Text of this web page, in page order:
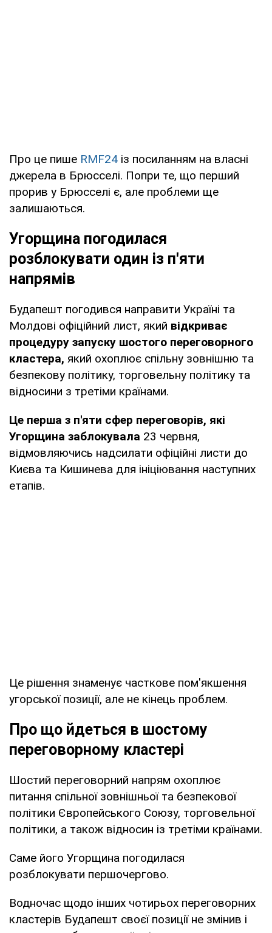
Про це пише RMF24 із посиланням на власні
джерела в Брюсселі. Попри те, що перший
прорив у Брюсселі є, але проблеми ще
залишаються.
Угорщина погодилася
розблокувати один із п'яти
напрямів
Будапешт погодився направити Україні та
Молдові офіційний лист, який відкриває
процедуру запуску шостого переговорного
кластера, який охоплює спільну зовнішню та
безпекову політику, торговельну політику та
відносини з третіми країнами.
Це перша з п'яти сфер переговорів, які
Угорщина заблокувала 23 червня,
відмовляючись надсилати офіційні листи до
Києва та Кишинева для ініціювання наступних
етапів.
Це рішення знаменує часткове пом'якшення
угорської позиції, але не кінець проблем.
Про що йдеться в шостому
переговорному кластері
Шостий переговорний напрям охоплює
питання спільної зовнішньої та безпекової
політики Європейського Союзу, торговельної
політики, а також відносин із третіми країнами.
Саме його Угорщина погодилася
розблокувати першочергово.
Водночас щодо інших чотирьох переговорних
кластерів Будапешт своєї позиції не змінив і